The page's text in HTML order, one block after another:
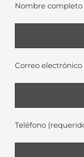
Nombre
Correo
Teléfono